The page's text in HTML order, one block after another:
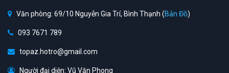
Văn phòng: 69/10 Nguyễn Gia Trí, Bình Thạnh (Bản Đồ)
093 7671 789
topaz.hotro@gmail.com
Người đại diện: Vũ Văn Phong